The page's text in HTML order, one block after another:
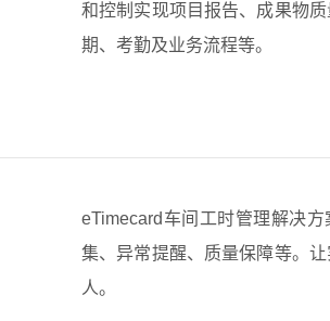
和控制实现项目报告、成果物
期、考勤及业务流程等。
eTimecard车间工时管理解决
集、异常提醒、质量保障等。
人。